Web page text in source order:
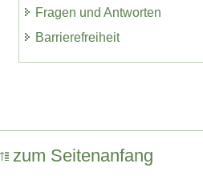
Fragen und Antworten
Barrierefreiheit
zum Seitenanfang